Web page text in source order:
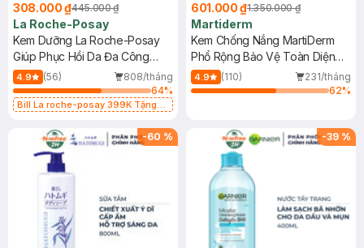
308.000 ₫445.000 ₫
La Roche-Posay
Kem Dưỡng La Roche-Posay
Giúp Phục Hồi Da Đa Công
Dụng 40ml
4.9 (56)
808/tháng
64%
Bill La roche-posay 399K Tặng
(SL có hạn)
601.000 ₫1.350.000 ₫
Martiderm
Kem Chống Nắng MartiDerm
Phổ Rộng Bảo Vệ Toàn Diện
40ml
4.9 (110)
231/tháng
62%
-60 % -39 %